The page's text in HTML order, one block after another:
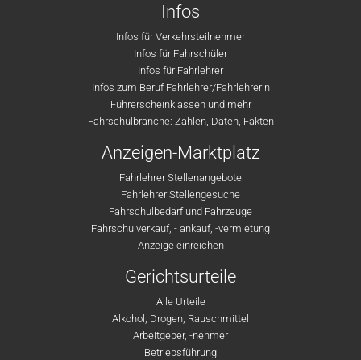
Infos
Infos für Verkehrsteilnehmer
Infos für Fahrschüler
Infos für Fahrlehrer
Infos zum Beruf Fahrlehrer/Fahrlehrerin
Führerscheinklassen und mehr
Fahrschulbranche: Zahlen, Daten, Fakten
Anzeigen-Marktplatz
Fahrlehrer Stellenangebote
Fahrlehrer Stellengesuche
Fahrschulbedarf und Fahrzeuge
Fahrschulverkauf, - ankauf, -vermietung
Anzeige einreichen
Gerichtsurteile
Alle Urteile
Alkohol, Drogen, Rauschmittel
Arbeitgeber, -nehmer
Betriebsführung